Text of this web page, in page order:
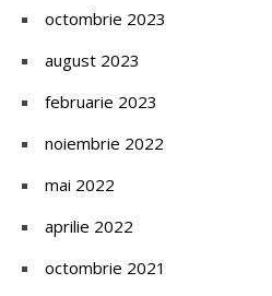
octombrie 2023
august 2023
februarie 2023
noiembrie 2022
mai 2022
aprilie 2022
octombrie 2021